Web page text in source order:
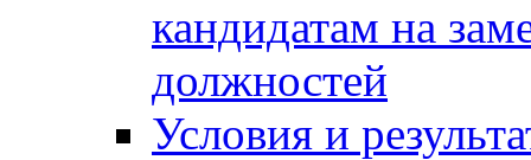
кандидатам на
должностей
Условия и